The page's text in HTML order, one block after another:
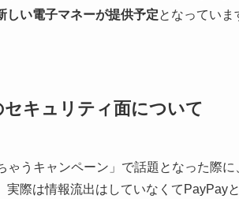
しい電子マネーが提供予定となっていま
キュリティ面について
ゃうキャンペーン」で話題となった際
実際は情報流出はしていなくてPayPay